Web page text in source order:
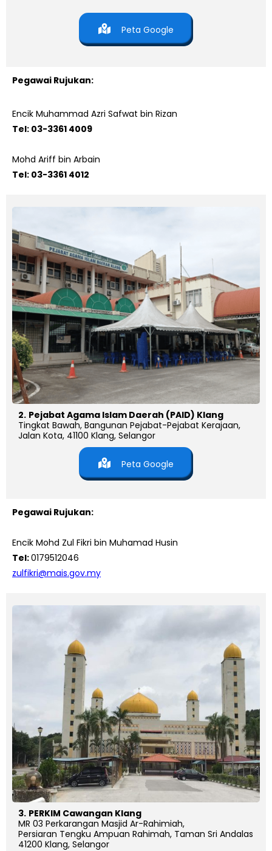
Peta Google
Pegawai Rujukan:
Encik Muhammad Azri Safwat bin Rizan
Tel: 03-3361 4009
Mohd Ariff bin Arbain
Tel: 03-3361 4012
2. Pejabat Agama Islam Daerah (PAID) Klang
Tingkat Bawah, Bangunan Pejabat-Pejabat Kerajaan,
Jalan Kota, 41100 Klang, Selangor
Peta Google
Pegawai Rujukan:
Encik Mohd Zul Fikri bin Muhamad Husin
Tel:0179512046
zulfikri@mais.gov.my
3. PERKIM Cawangan Klang
MR 03 Perkarangan Masjid Ar-Rahimiah,
Persiaran Tengku Ampuan Rahimah, Taman Sri Andalas
41200 Klang, Selangor